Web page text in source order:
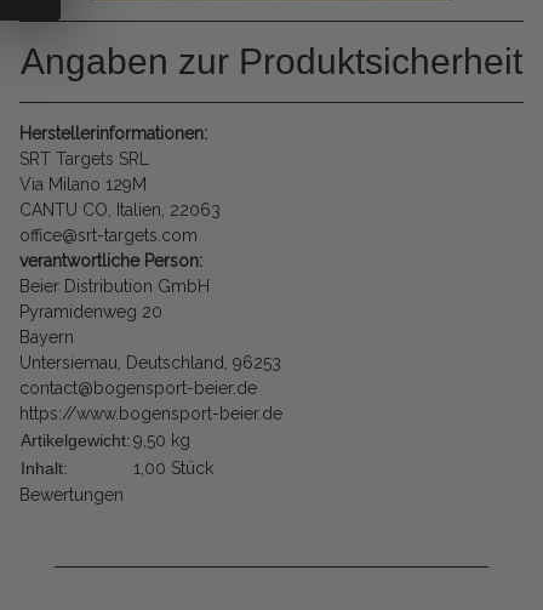
Angaben zur Produktsicherheit
Herstellerinformationen:
SRT Targets SRL
Via Milano 129M
CANTU CO, Italien, 22063
office@srt-targets.com
verantwortliche Person:
Beier Distribution GmbH
Pyramidenweg 20
Bayern
Untersiemau, Deutschland, 96253
contact@bogensport-beier.de
https://www.bogensport-beier.de
Artikelgewicht:9,50 kg
Inhalt:
1,00 Stück
Bewertungen